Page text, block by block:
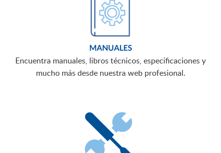
MANUALES
Encuentra manuales, libros técnicos, especificaciones y
mucho más desde nuestra web profesional.